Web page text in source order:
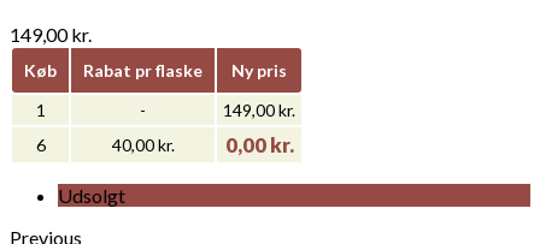
149,00 kr.
Køb Rabat pr flaske
Ny pris
1
-
149,00 kr.
6
40,00 kr. 0,00 kr.
Udsolgt
Previous